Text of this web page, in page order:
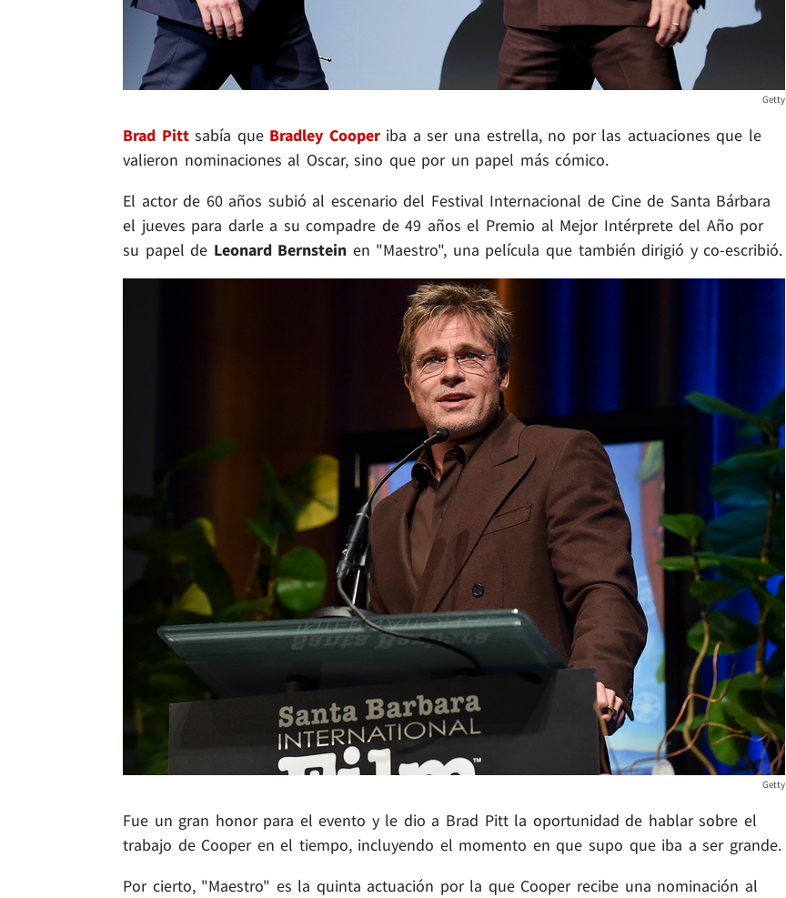
Getty
Brad Pittsabía que Bradley Cooperiba a ser una estrella, no por las actuaciones que le
valieron nominaciones al Oscar, sino que por un papel más cómico.
El actor de 60 años subió al escenario del Festival Internacional de Cine de Santa Bárbara
el jueves para darle a su compadre de 49 años el Premio al Mejor Intérprete del Año por
su papel de Leonard Bernstein en "Maestro", una película que también dirigió y co-escribió.
Getty
Fue un gran honor para el evento y le dio a Brad Pitt la oportunidad de hablar sobre el
trabajo de Cooper en el tiempo, incluyendo el momento en que supo que iba a ser grande.
Por cierto, "Maestro" es la quinta actuación por la que Cooper recibe una nominación al